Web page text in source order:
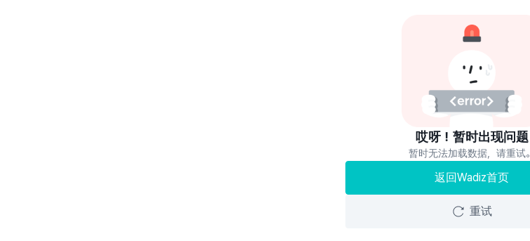
哎呀！暂时出现问题
暂时无法加载数据，请重试。
返回Wadiz首页
重试